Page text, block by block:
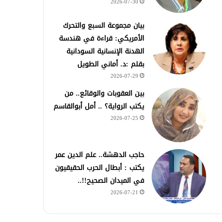
2026-07-30
بيان مجموعة السبع والتحرك
الأمريكي: قراءة في هندسة
الهدنة الإنسانية السودانية
بقلم :د. أماني الطويل
2026-07-29
بين العقوبات والوقائع.. من
يكتب الرواية؟ .. أمل أبوالقاسم
2026-07-25
حاجب الدهشة.. علم الدين عمر
يكتب : أبطال الحرب الحقيقيون
في الميدان الصحيح!!..
2026-07-21